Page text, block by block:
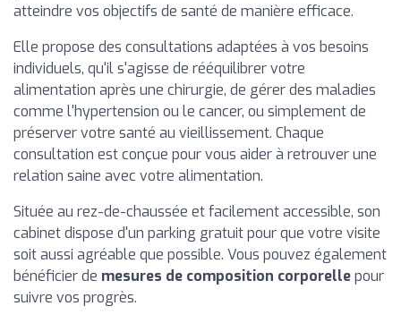
atteindre vos objectifs de santé de manière efficace.
Elle propose des consultations adaptées à vos besoins
individuels, qu'il s'agisse de rééquilibrer votre
alimentation après une chirurgie, de gérer des maladies
comme l'hypertension ou le cancer, ou simplement de
préserver votre santé au vieillissement. Chaque
consultation est conçue pour vous aider à retrouver une
relation saine avec votre alimentation.
Située au rez-de-chaussée et facilement accessible, son
cabinet dispose d'un parking gratuit pour que votre visite
soit aussi agréable que possible. Vous pouvez également
bénéficier de mesures de composition corporellepour
suivre vos progrès.